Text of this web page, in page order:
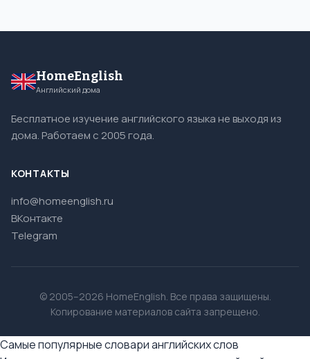
HomeEnglish
Английский дома
Бесплатное изучение английского языка не выходя из
дома. Работаем с 2005 года.
КОНТАКТЫ
info@homeenglish.ru
ВКонтакте
Telegram
© 2005–2026 HomeEnglish. Все права защищены.
Копирование материалов сайта запрещено.
Самые популярные словари английских слов